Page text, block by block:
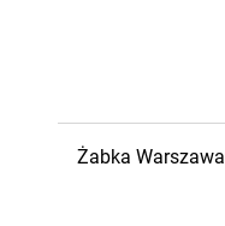
Żabka Warszawa